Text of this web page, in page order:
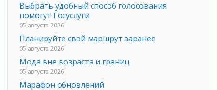
Выбрать удобный способ голосования
помогут Госуслуги
05 августа 2026
Планируйте свой маршрут заранее
05 августа 2026
Мода вне возраста и границ
05 августа 2026
Марафон обновлений